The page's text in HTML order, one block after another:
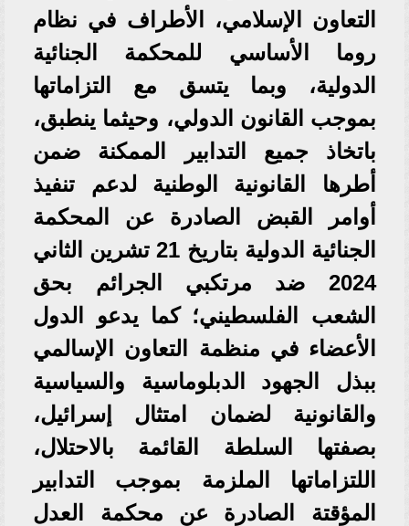
التعاون الإسلامي، الأطراف في نظام
روما الأساسي للمحكمة الجنائية
الدولية، وبما يتسق مع التزاماتها
بموجب القانون الدولي، وحيثما ينطبق،
باتخاذ جميع التدابير الممكنة ضمن
أطرها القانونية الوطنية لدعم تنفيذ
أوامر القبض الصادرة عن المحكمة
الجنائية الدولية بتاريخ 21 تشرين الثاني
2024 ضد مرتكبي الجرائم بحق
الشعب الفلسطيني؛ كما يدعو الدول
الأعضاء في منظمة التعاون الإسالمي
ببذل الجهود الدبلوماسية والسياسية
والقانونية لضمان امتثال إسرائيل،
بصفتها السلطة القائمة بالاحتلال،
اللتزاماتها الملزمة بموجب التدابير
المؤقتة الصادرة عن محكمة العدل